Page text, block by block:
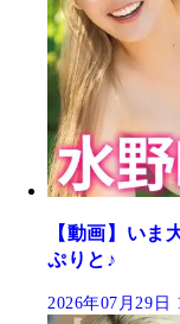
【動画】いま
ぷりと♪
2026年07月29日